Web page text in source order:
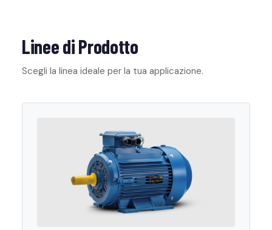
Linee di Prodotto
Scegli la linea ideale per la tua applicazione.